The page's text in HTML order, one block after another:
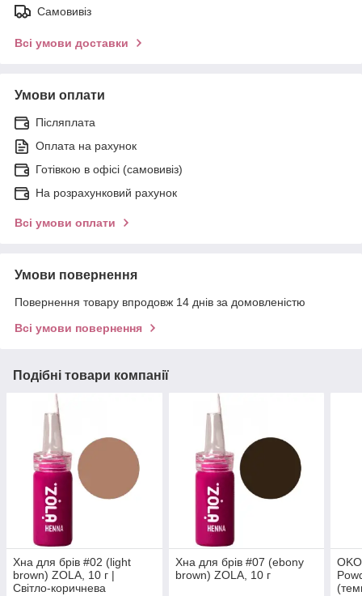
Самовивіз
Всі умови доставки
Умови оплати
Післяплата
Оплата на рахунок
Готівкою в офісі (самовивіз)
На розрахунковий рахунок
Всі умови оплати
Умови повернення
Повернення товару впродовж 14 днів за домовленістю
Всі умови повернення
Подібні товари компанії
Хна для брів #02 (light
brown) ZOLA, 10 г |
Світло-коричнева
Хна для брів #07 (ebony
brown) ZOLA, 10 г